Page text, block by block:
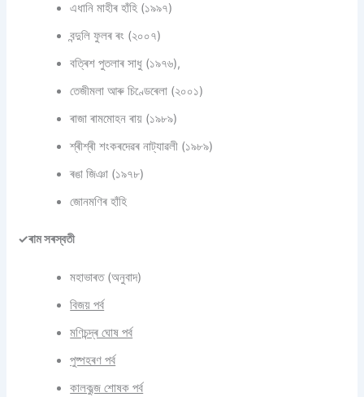
এধানি মাহীৰ হাঁহি (১৯৯৭)
বন্দুলি ফুলৰ ৰং (২০০৭)
বত্ৰিশ পুতলাৰ সাধু (১৯৭৬),
তেজীমলা আৰু চিণ্ডেৰেলা (২০০১)
ৰাজা ৰামমোহন ৰায় (১৯৮৯)
শ্ৰীশ্ৰী শংকৰদেৱৰ নাট্যাৱলী (১৯৮৯)
ৰঙা জিঞা (১৯৭৮)
জোনমণিৰ হাঁহি
✓ৰাম সৰস্বতী
মহাভাৰত (অনুবাদ)
বিজয় পৰ্ব
মণিচন্দ্ৰ ঘোষ পৰ্ব
পুষ্পহৰণ পৰ্ব
কালকুব্জ শোষক পৰ্ব